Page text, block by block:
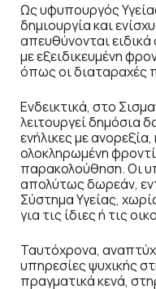
Ως υφυπουργός
δημιουργία και
απευθύνονται ειδικά
με εξειδικευμένη
όπως οι διαταραχές
Ενδεικτικά, στο
λειτουργεί δημόσια
ενήλικες με
ολοκληρωμένη
παρακολούθηση. Οι
απολύτως δωρεάν,
Σύστημα Υγείας,
για τις ίδιες ή τις
Ταυτόχρονα,
υπηρεσίες ψυχικής
πραγματικά κενά,